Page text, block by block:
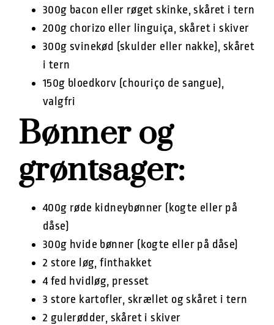
300g bacon eller røget skinke, skåret i tern
200g chorizo eller linguiça, skåret i skiver
300g svinekød (skulder eller nakke), skåret
i tern
150g bloedkorv (chouriço de sangue),
valgfri
Bønner og
grøntsager:
400g røde kidneybønner (kogte eller på
dåse)
300g hvide bønner (kogte eller på dåse)
2 store løg, finthakket
4 fed hvidløg, presset
3 store kartofler, skrællet og skåret i tern
2 gulerødder, skåret i skiver